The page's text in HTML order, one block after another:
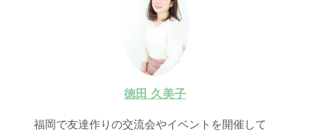
徳田 久美子
福岡で友達作りの交流会やイベントを開催して